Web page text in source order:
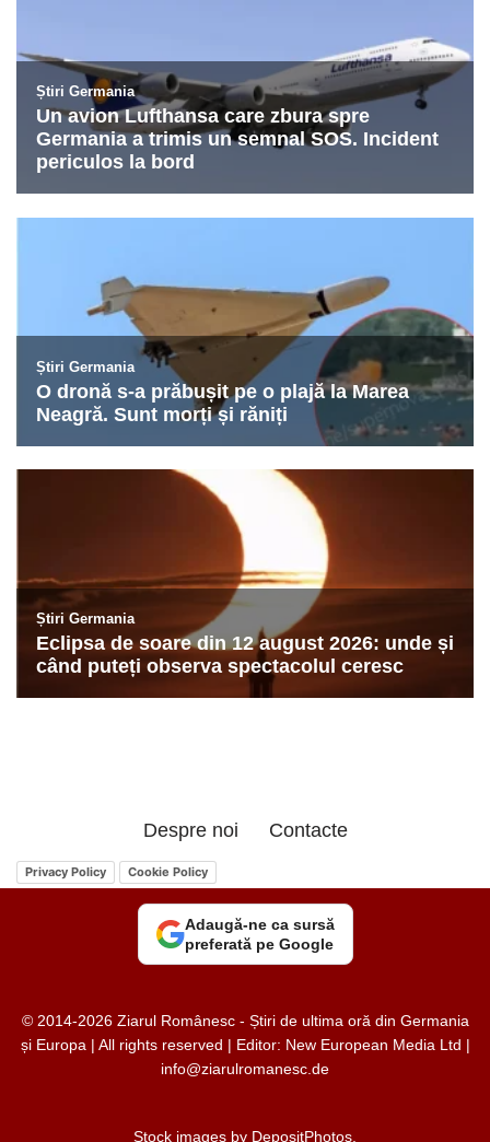
Despre noi Contacte
Privacy Policy Cookie Policy
Adaugă-ne ca sursă
preferată pe Google
© 2014-2026 Ziarul Românesc - Știri de ultima oră din Germania
și Europa | All rights reserved | Editor: New European Media Ltd |
info@ziarulromanesc.de
Stock images by DepositPhotos